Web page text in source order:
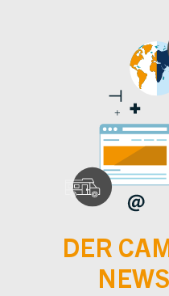
DER